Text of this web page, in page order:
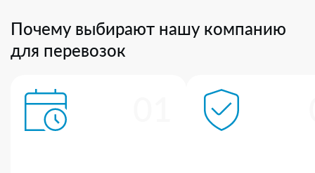
Почему выбирают нашу компанию
для перевозок